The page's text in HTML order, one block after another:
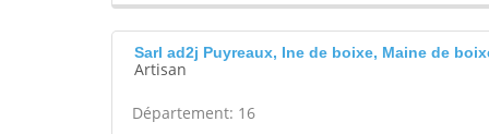
Sarl ad2j Puyreaux, Ine de boixe, Maine de
Artisan
Département: 16